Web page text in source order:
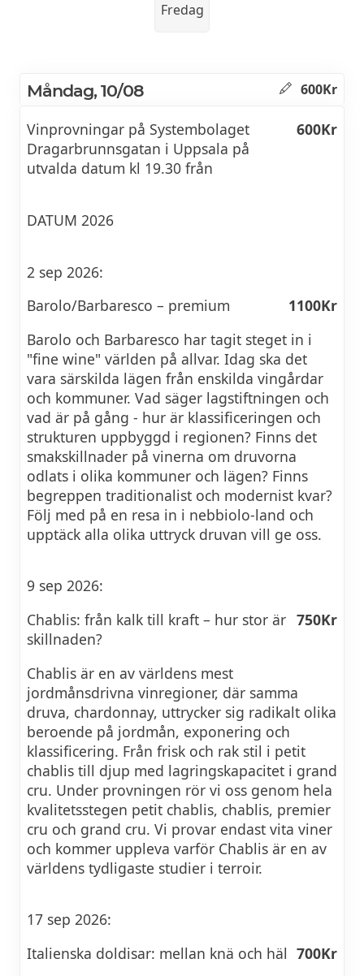
Fredag
Måndag, 10/08 600Kr
Vinprovningar på Systembolaget
Dragarbrunnsgatan i Uppsala på
utvalda datum kl 19.30 från
600Kr
DATUM 2026
2 sep 2026:
Barolo/Barbaresco – premium
1100Kr
Barolo och Barbaresco har tagit steget in i
"fine wine" världen på allvar. Idag ska det
vara särskilda lägen från enskilda vingårdar
och kommuner. Vad säger lagstiftningen och
vad är på gång - hur är klassificeringen och
strukturen uppbyggd i regionen? Finns det
smakskillnader på vinerna om druvorna
odlats i olika kommuner och lägen? Finns
begreppen traditionalist och modernist kvar?
Följ med på en resa in i nebbiolo-land och
upptäck alla olika uttryck druvan vill ge oss.
9 sep 2026:
Chablis: från kalk till kraft – hur stor är
skillnaden?
750Kr
Chablis är en av världens mest
jordmånsdrivna vinregioner, där samma
druva, chardonnay, uttrycker sig radikalt olika
beroende på jordmån, exponering och
klassificering. Från frisk och rak stil i petit
chablis till djup med lagringskapacitet i grand
cru. Under provningen rör vi oss genom hela
kvalitetsstegen petit chablis, chablis, premier
cru och grand cru. Vi provar endast vita viner
och kommer uppleva varför Chablis är en av
världens tydligaste studier i terroir.
17 sep 2026:
Italienska doldisar: mellan knä och häl 700Kr